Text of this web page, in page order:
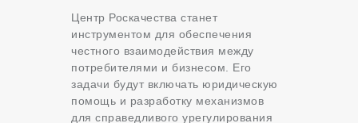
Центр Роскачества станет
инструментом для обеспечения
честного взаимодействия между
потребителями и бизнесом. Его
задачи будут включать юридическую
помощь и разработку механизмов
для справедливого урегулирования